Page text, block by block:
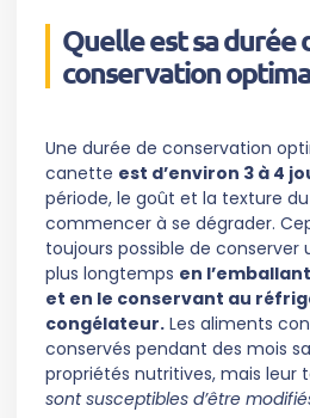
Quelle est sa durée
conservation
Une durée de conservation
canette est d’environ 3 à 4
période, le goût et la texture
commencer à se dégrader.
toujours possible de
plus longtemps en
et en le conservant au
congélateur. Les aliments
conservés pendant des mois
propriétés nutritives, mais leur
sont susceptibles d’être